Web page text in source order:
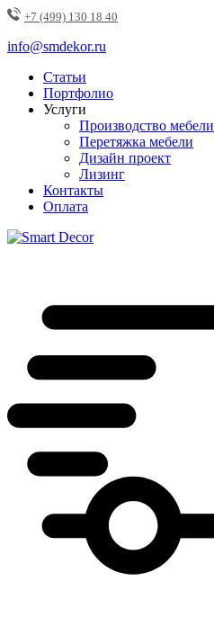
+7 (499) 130 18 40
info@smdekor.ru
Статьи
Портфолио
Услуги
Производство мебели
Перетяжка мебели
Дизайн проект
Лизинг
Контакты
Оплата